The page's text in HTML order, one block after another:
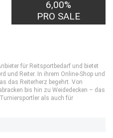
6,00%
PRO SALE
für Reitsportbedarf und bietet
und Reiter. In ihrem Online-Shop und
das Reiterherz begehrt. Von
bis hin zu Weidedecken – das
als auch für